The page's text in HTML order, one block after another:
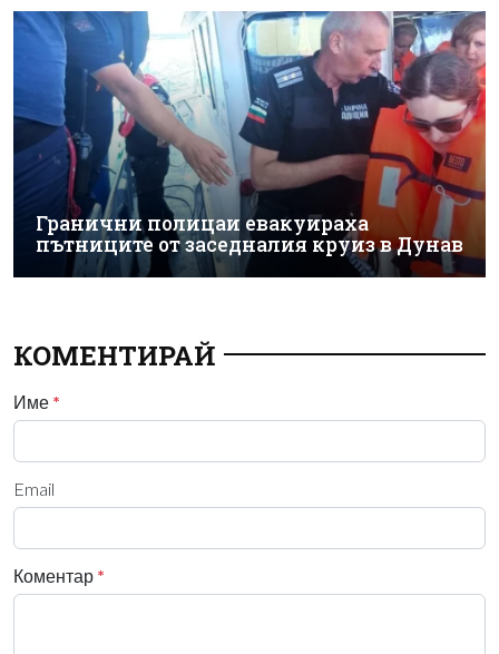
Гранични полицаи евакуираха
пътниците от заседналия круиз в Дунав
КОМЕНТИРАЙ
Име *
Email
Коментар *